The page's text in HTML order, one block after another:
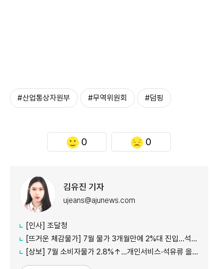
#산업통상자원부 #무역위원회 #덤핑
0 0
김유진 기자
ujeans@ajunews.com
[인사] 조달청
[뜨거운 체감물가] 7월 물가 3개월만에 2%대 진입…석유류·서비스 상승세 여전
[상보] 7월 소비자물가 2.8%↑…개인서비스·석유류 올라